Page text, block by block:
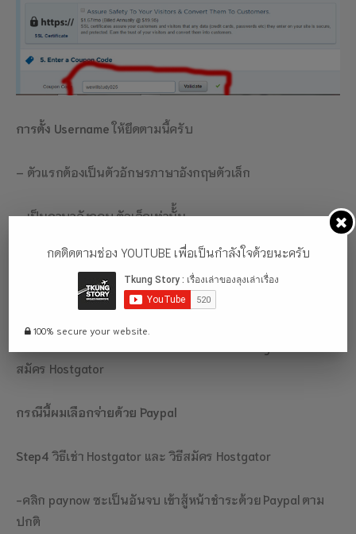
การตั้ง Usernameให้ยึดตามนี้ครับ
– ตัวแรกต้องเป็นตัวอักษรภาษาอังกฤษตัวเล็ก
– เป็นภาษาอังกฤษ ตัวเล็กเท่านั้้น
– ห้ามใช้เครื่องหมายสัญลักษณ์
– ใช้ตัวเลขผสมได้
สมัคร Hostgator
กรณีนี้ผมเลือกจ่ายด้วย Paypal
Step4วิธีเช่า Hostgator และ วิธีสมัคร Hostgator
-คลิก paynow ซะเป็นอันจบ เข้าสู้หน้าชำระด้วย Paypal ตาม
ปกติ
กดติดตามช่อง YOUTUBE เพื่อเป็นกำลังใจด้วยนะครับ
100% secure your website.